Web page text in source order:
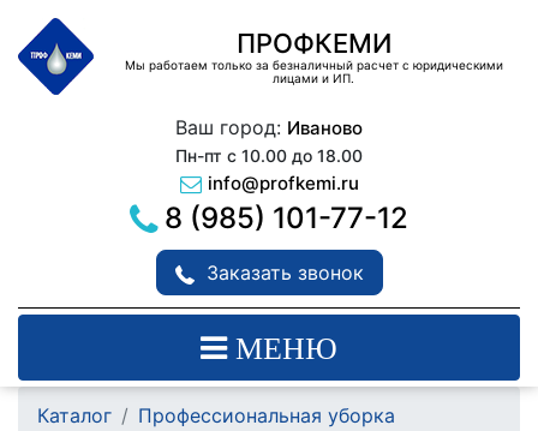
ПРОФКЕМИ
Мы работаем только за безналичный расчет с юридическими
лицами и ИП.
Ваш город: Иваново
Пн-пт с 10.00 до 18.00
info@profkemi.ru
8 (985) 101-77-12
Заказать звонок
МЕНЮ
Каталог
Профессиональная уборка